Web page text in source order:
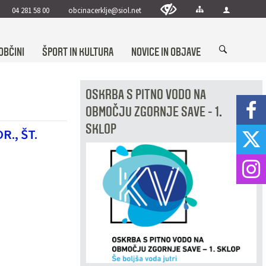
04 281 58 00 obcinacerklje@siol.net
ŠPORT IN KULTURA NOVICE IN OBJAVE
ŠT.
OSKRBA S PITNO VODO NA
OBMOČJU ZGORNJE SAVE - 1.
SKLOP